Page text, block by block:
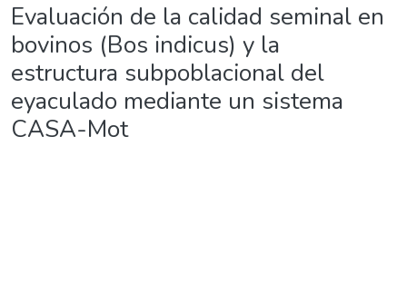
Evaluación de la calidad seminal en
bovinos (Bos indicus) y la
estructura subpoblacional del
eyaculado mediante un sistema
CASA-Mot